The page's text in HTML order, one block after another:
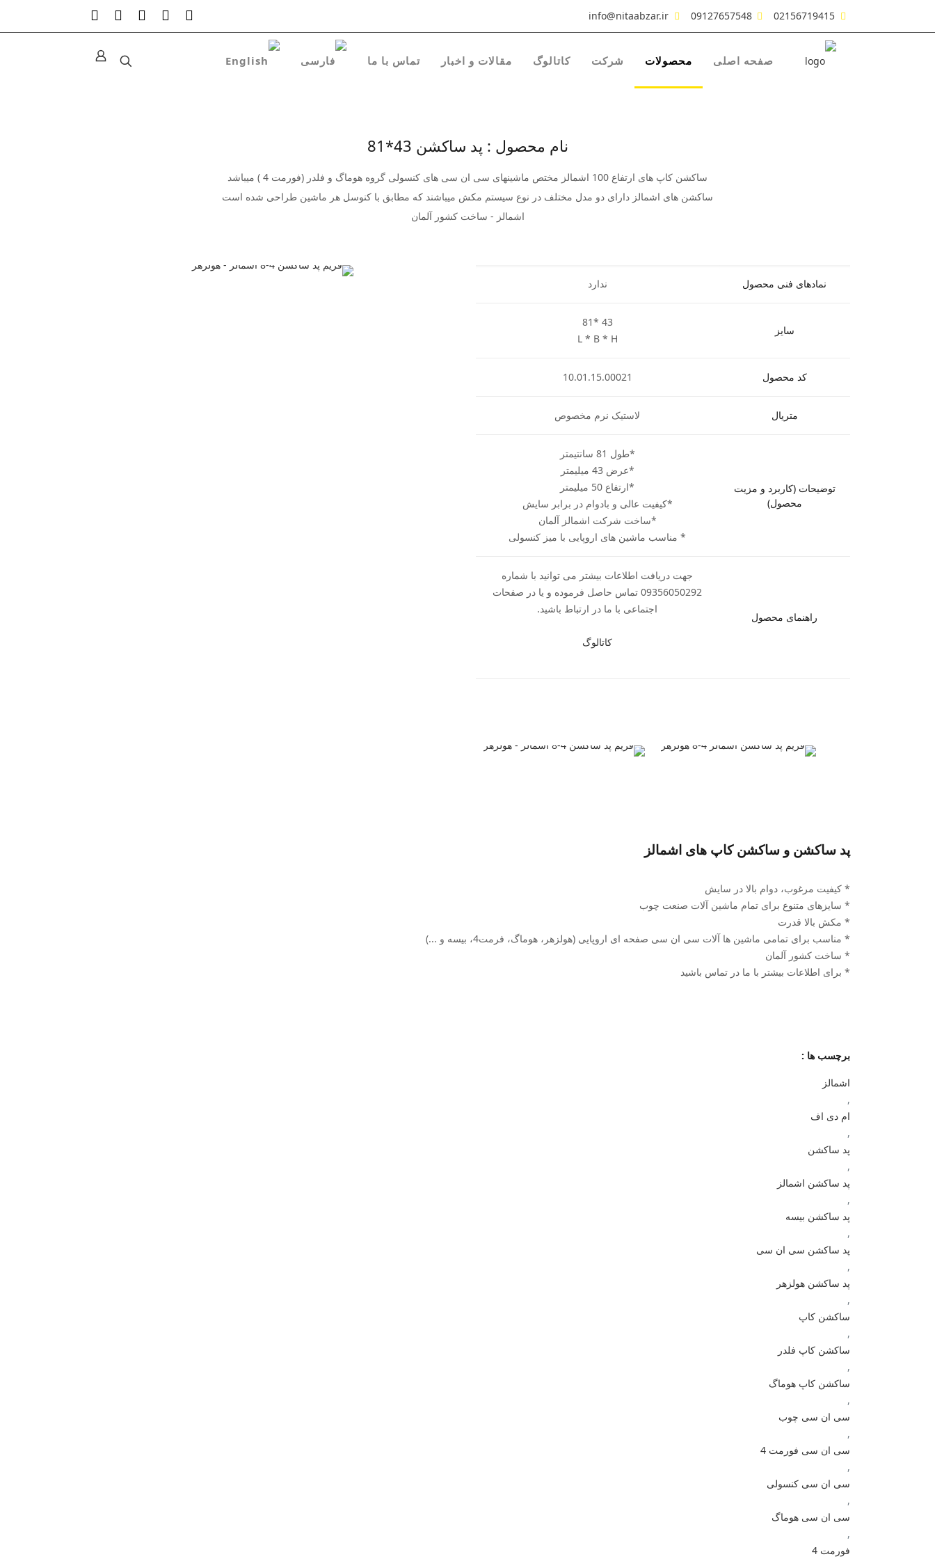
02156719415
09127657548
info@nitaabzar.ir
صفحه اصلی محصولات شرکت کاتالوگ مقالات و اخبار تماس با ما
نام محصول : پد ساکشن 43*81
ساکشن کاپ های ارتفاع 100 اشمالز مختص ماشینهای سی ان سی های کنسولی گروه هوماگ و فلدر (فورمت 4 ) میباشد
ساکشن های اشمالز دارای دو مدل مختلف در نوع سیستم مکش میباشند که مطابق با کنوسل هر ماشین طراحی شده است
اشمالز - ساخت کشور آلمان
نمادهای فنی محصول ندارد
سایز
81* 43
L * B * H
کد محصول 10.01.15.00021
متریال لاستیک نرم مخصوص
توضیحات (کاربرد و مزیت
محصول)
*طول 81 سانتیمتر
*عرض 43 میلیمتر
*ارتفاع 50 میلیمتر
*کیفیت عالی و بادوام در برابر سایش
*ساخت شرکت اشمالز آلمان
* مناسب ماشین های اروپایی با میز کنسولی
راهنمای محصول
جهت دریافت اطلاعات بیشتر می توانید با شماره
09356050292 تماس حاصل فرموده و یا در صفحات
اجتماعی با ما در ارتباط باشید.
کاتالوگ
پد ساکشن و ساکشن کاپ های اشمالز
* کیفیت مرغوب، دوام بالا در سایش
* سایزهای متنوع برای تمام ماشین آلات صنعت چوب
* مکش بالا قدرت
* مناسب برای تمامی ماشین ها آلات سی ان سی صفحه ای اروپایی (هولزهر، هوماگ، فرمت4، بیسه و ...)
* ساخت کشور آلمان
* برای اطلاعات بیشتر با ما در تماس باشید
برچسب ها :
اشمالز
,
ام دی اف
,
پد ساکشن
,
پد ساکشن اشمالز
,
پد ساکشن بیسه
,
پد ساکشن سی ان سی
,
پد ساکشن هولزهر
,
ساکشن کاپ
,
ساکشن کاپ فلدر
,
ساکشن کاپ هوماگ
,
سی ان سی چوب
,
سی ان سی فورمت 4
,
سی ان سی کنسولی
,
سی ان سی هوماگ
,
فورمت 4